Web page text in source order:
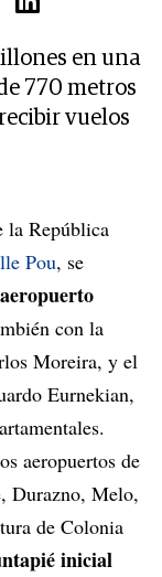
en una
770 metros
vuelos
la República
Pou, se
aeropuerto
con la
Moreira, y el
Eurnekian,
aeropuertos de
Durazno, Melo,
de Colonia
inicial